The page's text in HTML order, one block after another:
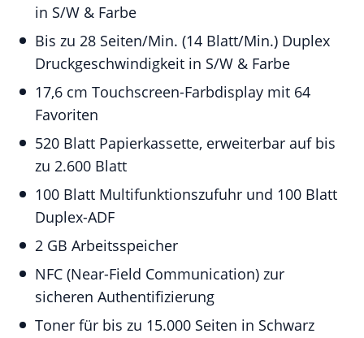
in S/W & Farbe
Bis zu 28 Seiten/Min. (14 Blatt/Min.) Duplex
Druckgeschwindigkeit in S/W & Farbe
17,6 cm Touchscreen-Farbdisplay mit 64
Favoriten
520 Blatt Papierkassette, erweiterbar auf bis
zu 2.600 Blatt
100 Blatt Multifunktionszufuhr und 100 Blatt
Duplex-ADF
2 GB Arbeitsspeicher
NFC (Near-Field Communication) zur
sicheren Authentifizierung
Toner für bis zu 15.000 Seiten in Schwarz